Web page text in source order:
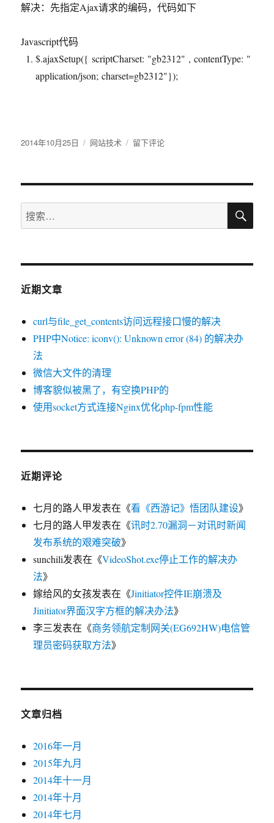
解决：先指定Ajax请求的编码，代码如下
Javascript代码
$.ajaxSetup({ scriptCharset: "gb2312" , contentType: "
application/json; charset=gb2312"});
发
2014年10月25日
分
网站技术
于
回
果
文
法
留下评论
搜
索：
搜
近期文章
curl与file_get_contents访问远程接口慢的解决
PHP中Notice: iconv(): Unknown error (84) 的解决办
法
微信大文件的清理
博客貌似被黑了，有空换PHP的
使用socket方式连接Nginx优化php-fpm性能
近期评论
七月的路人甲发表在《看《西游记》悟团队建设》
七月的路人甲发表在《讯时2.70漏洞－对讯时新闻
发布系统的艰难突破》
sunchili发表在《VideoShot.exe停止工作的解决办
法》
嫁给风的女孩发表在《Jinitiator控件IE崩溃及
Jinitiator界面汉字方框的解决办法》
李三发表在《商务领航定制网关(EG692HW)电信管
理员密码获取方法》
文章归档
2016年一月
2015年九月
2014年十一月
2014年十月
2014年七月